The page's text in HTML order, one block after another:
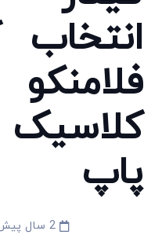
انتخاب
پاپ
2 سال پیش